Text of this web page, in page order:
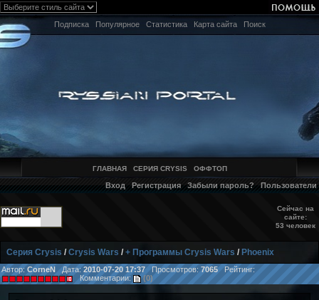
Подписка Популярное Статистика Карта сайта Поиск
ГЛАВНАЯ СЕРИЯ CRYSIS ОФФТОП
Вход Регистрация Забыли пароль? Пользователи
Сейчас на
сайте:
53 человек
Серия Crysis /Crysis Wars /+ Программы Crysis Wars / Phoenix
Автор: CorneN Дата:2010-07-20 17:37Просмотров: 7065Рейтинг:
Комментарии:
(0)